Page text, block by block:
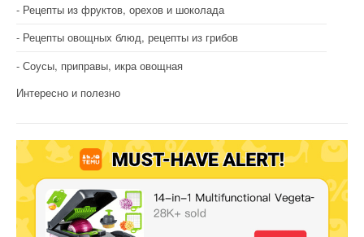
Рецепты из фруктов, орехов и шоколада
Рецепты овощных блюд, рецепты из грибов
Соусы, приправы, икра овощная
Интересно и полезно